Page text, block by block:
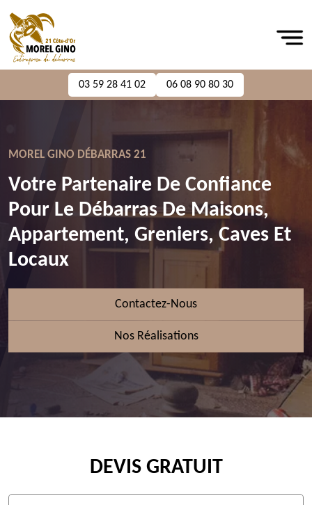
03 59 28 41 02 06 08 90 80 30
MOREL GINO DÉBARRAS 21
Votre Partenaire De Confiance
Pour Le Débarras De Maisons,
Appartement, Greniers, Caves Et
Locaux
Contactez-Nous
Nos Réalisations
DEVIS GRATUIT